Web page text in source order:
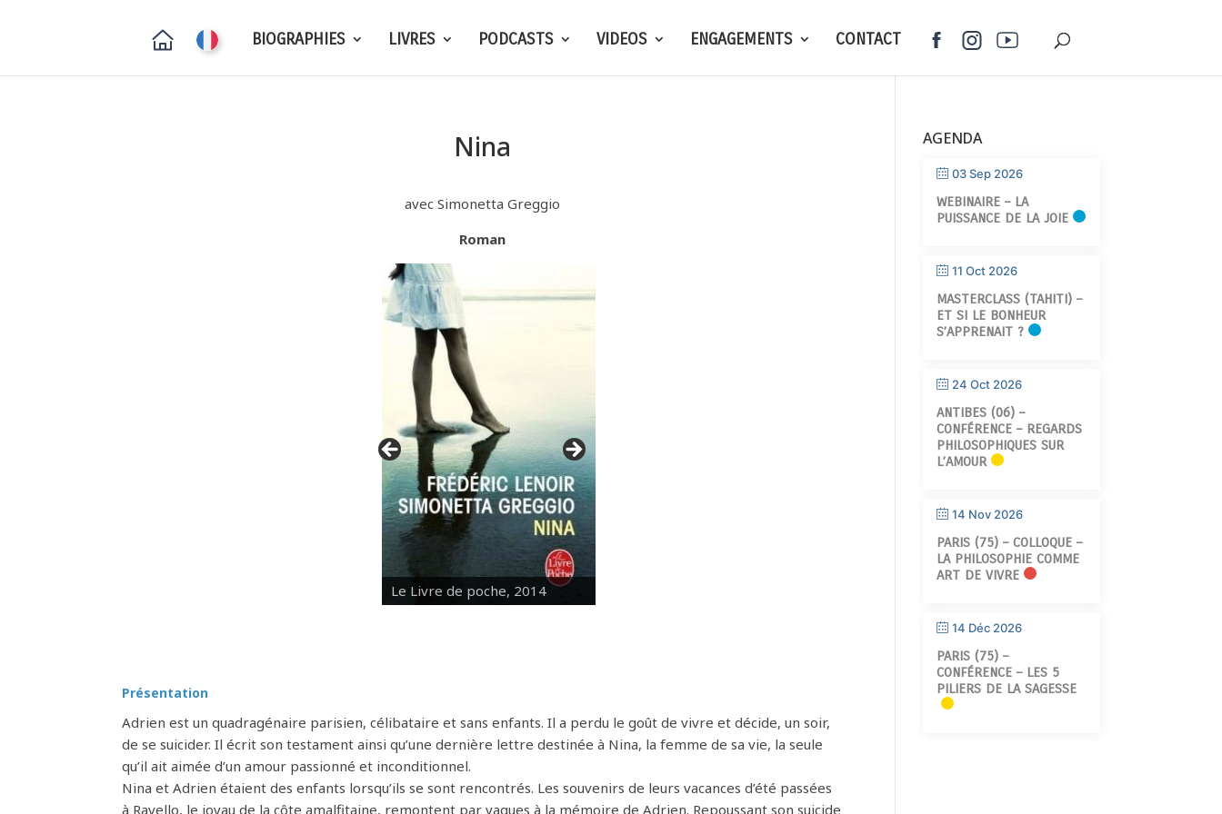
BIOGRAPHIES LIVRES PODCASTS VIDEOS ENGAGEMENTS CONTACT
Nina
avec Simonetta Greggio
Roman
Le Livre de poche, 2014
Présentation
Adrien est un quadragénaire parisien, célibataire et sans enfants. Il a perdu le goût de vivre et décide, un soir,
de se suicider. Il écrit son testament ainsi qu’une dernière lettre destinée à Nina, la femme de sa vie, la seule
qu’il ait aimée d’un amour passionné et inconditionnel.
Nina et Adrien étaient des enfants lorsqu’ils se sont rencontrés. Les souvenirs de leurs vacances d’été passées
à Ravello, le joyau de la côte amalfitaine, remontent par vagues à la mémoire de Adrien. Repoussant son suicide
AGENDA
03 Sep 2026
WEBINAIRE – LA
PUISSANCE DE LA JOIE
11 Oct 2026
MASTERCLASS (TAHITI) –
ET SI LE BONHEUR
S’APPRENAIT ?
24 Oct 2026
ANTIBES (06) –
CONFÉRENCE – REGARDS
PHILOSOPHIQUES SUR
L’AMOUR
14 Nov 2026
PARIS (75) – COLLOQUE –
LA PHILOSOPHIE COMME
ART DE VIVRE
14 Déc 2026
PARIS (75) –
CONFÉRENCE – LES 5
PILIERS DE LA SAGESSE